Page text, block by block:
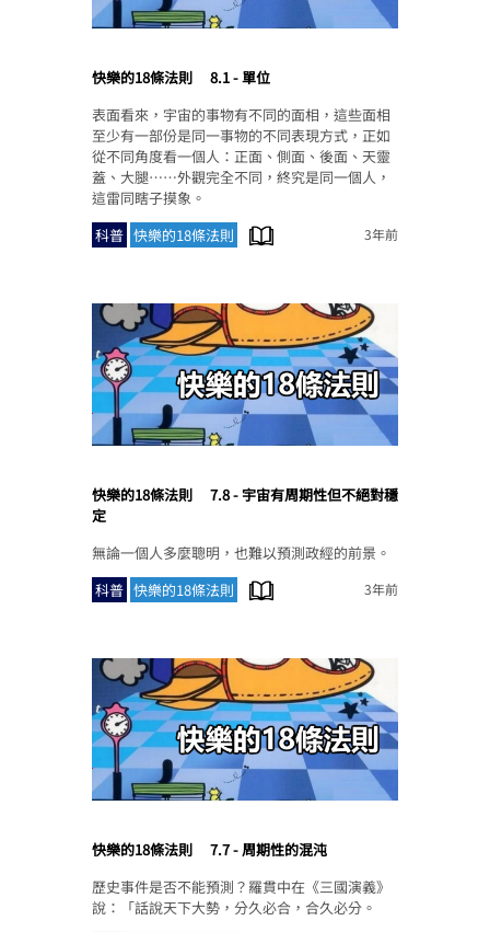
快樂的18條法則
8.1 - 單位
表面看來，宇宙的事物有不同的面相，這些面相
至少有一部份是同一事物的不同表現方式，正如
從不同角度看一個人：正面、側面、後面、天靈
蓋、大腿……外觀完全不同，終究是同一個人，
這雷同瞎子摸象。
科普 快樂的18條法則 3年前
快樂的18條法則
7.8 - 宇宙有周期性但不絕對穩
定
無論一個人多麼聰明，也難以預測政經的前景。
科普 快樂的18條法則 3年前
快樂的18條法則
7.7 - 周期性的混沌
歷史事件是否不能預測？羅貫中在《三國演義》
說：「話說天下大勢，分久必合，合久必分。